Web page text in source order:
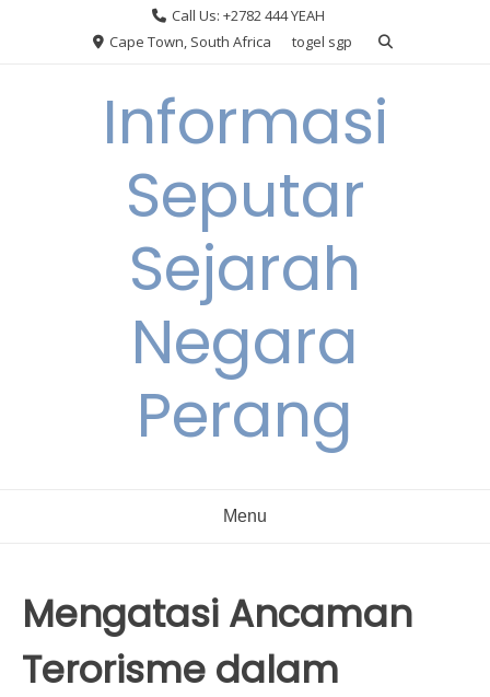
Call Us: +2782 444 YEAH
Cape Town, South Africa
togel sgp
Informasi
Seputar
Sejarah
Negara
Perang
Menu
Mengatasi Ancaman
Terorisme dalam